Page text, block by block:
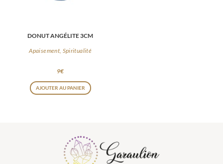
DONUT ANGÉLITE 3CM
Apaisement, Spiritualité
9€
AJOUTER AU PANIER